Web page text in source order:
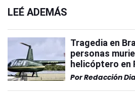
LEÉ ADEMÁS
Tragedia en
personas
helicóptero en
PorRedacción